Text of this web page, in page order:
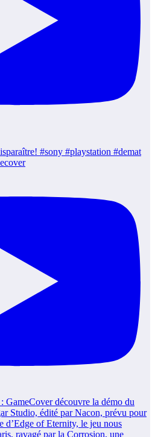
#sony #playstation #demat